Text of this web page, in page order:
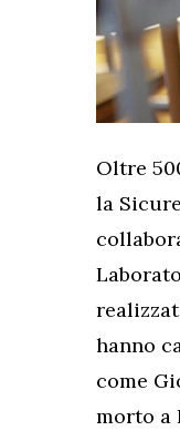
Oltre
la
hanno
come
morto a